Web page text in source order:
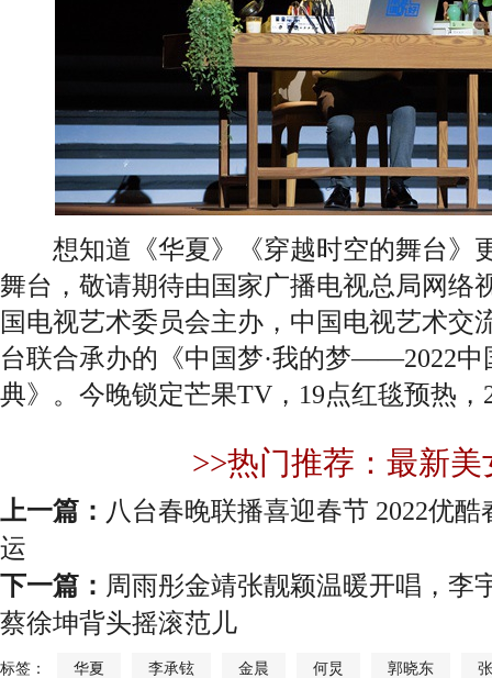
想知道《华夏》《穿越时空的舞台》
舞台，敬请期待由国家广播电视总局网络
国电视艺术委员会主办，中国电视艺术交
台联合承办的《中国梦·我的梦——2022中
典》。今晚锁定芒果TV，19点红毯预热，
>>热门推荐：最新美
上一篇： 八台春晚联播喜迎春节 2022优
运
下一篇： 周雨彤金靖张靓颖温暖开唱，李
蔡徐坤背头摇滚范儿
标签： 华夏 李承铉 金晨 何炅 郭晓东